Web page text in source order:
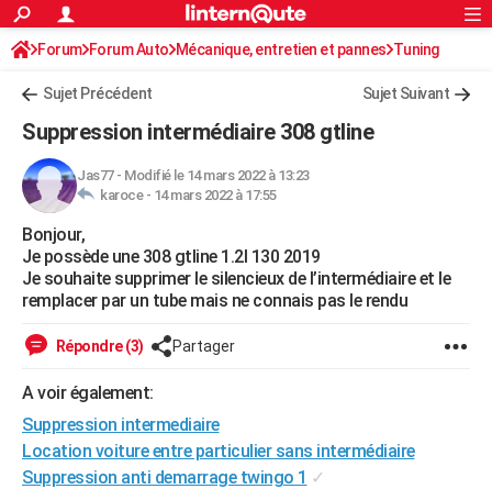
ACTUALITÉS
Politique
Société
Faits Divers
Education
Monde
Villes
+
FINANCE
Retraite
Impôts
Epargne
Immobilier
Risques naturels par ville
Banque
Assurance
Crédit
AUTO
Essais
Réserver un essai
Citadines
Berlines
SUV
Forum auto
+HIGH-TECH
Mobiles
Meilleur smartphone
Internet
Ordinateurs
Jeux vidéo
Guide high-tech
+BRICOLAGE
Forum
Aménagement intérieur
Extérieur
Cuisine
Salle de bains
Jardinage
Rangement
WEEK-END
LIFESTYLE
Art de vivre
Bien-être
Loisirs
Mode
Modes de vie
SANTE
Alimentation
Guide de la santé
Maladies
Médicaments
Sommeil
VOYAGE
Rechercher
S'inscrire
Connexion
Forum Forum Auto Mécanique, entretien et pannes Tuning
Sujet Précédent Sujet Suivant
Suppression intermédiaire 308 gtline
Jas77- Modifié le 14 mars 2022 à 13:23
karoce - 14 mars 2022 à 17:55
Bonjour,
Je possède une 308 gtline 1.2l 130 2019
Je souhaite supprimer le silencieux de l’intermédiaire et le
remplacer par un tube mais ne connais pas le rendu
Répondre (3) Partager
A voir également:
Suppression intermediaire
Location voiture entre particulier sans intermédiaire
Suppression anti demarrage twingo 1 ✓